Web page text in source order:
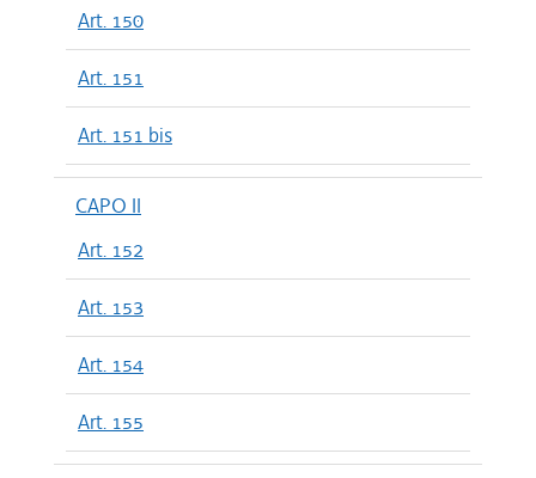
Art. 150
Art. 151
Art. 151 bis
CAPO II
Art. 152
Art. 153
Art. 154
Art. 155